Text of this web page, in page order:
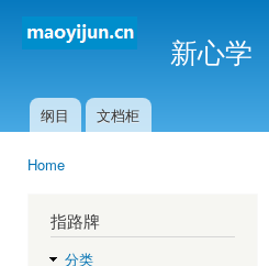
新心学
Main menu
纲目 文档柜
Home
指路牌
分类